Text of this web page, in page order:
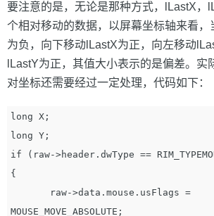
要注意的是，无论是那种方式，lLastX，
个相对移动的数据，以屏幕坐标轴来看，
为负，向下移动lLastX为正，向左移动
lLastY为正，其值大小表示的是偏差。实
对坐标还需要经过一定处理，代码如下：
long X;
long Y;
if (raw->header.dwType ==
{
raw->data.mouse.usFlags =
MOUSE_MOVE_ABSOLUTE;